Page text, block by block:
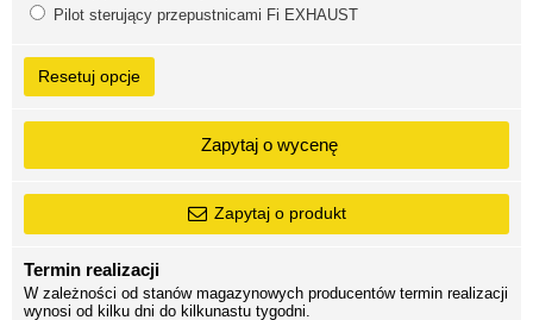
Pilot sterujący przepustnicami Fi EXHAUST
Resetuj opcje
Zapytaj o wycenę
Zapytaj o produkt
Termin realizacji
W zależności od stanów magazynowych producentów termin realizacji
wynosi od kilku dni do kilkunastu tygodni.